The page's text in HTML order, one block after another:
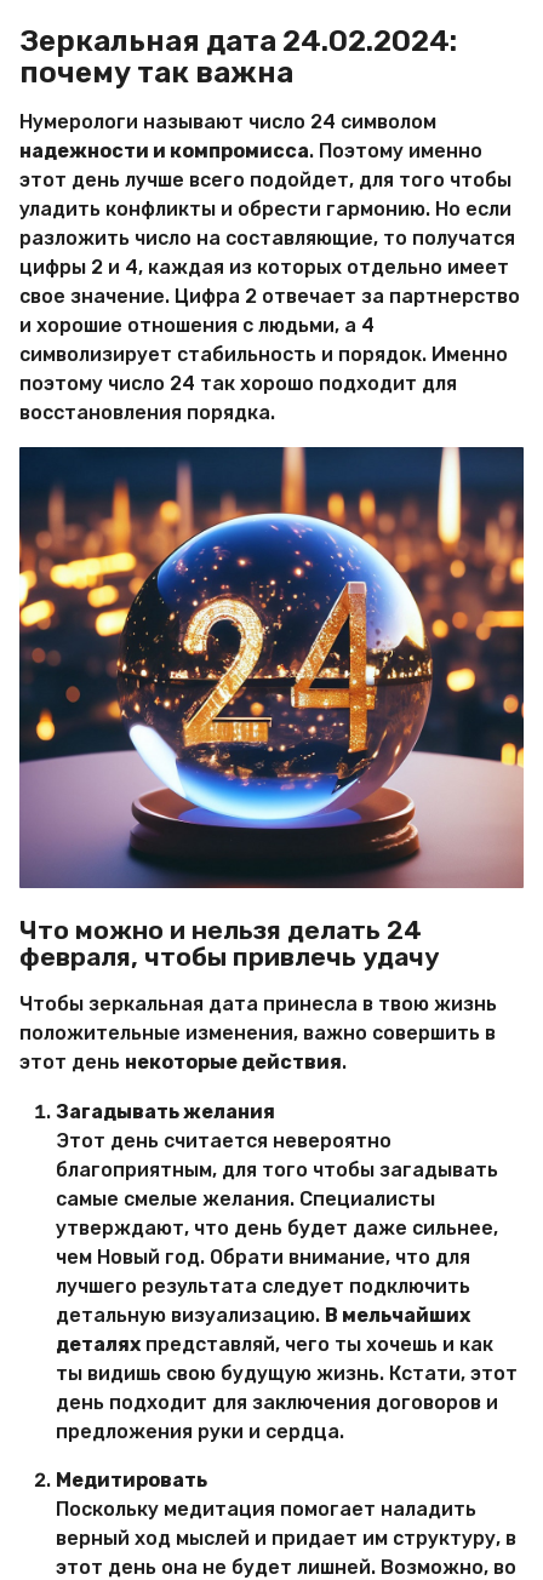
Зеркальная дата 24.02.2024:
почему так важна
Нумерологи называют число 24 символом
надежности и компромисса. Поэтому именно
этот день лучше всего подойдет, для того чтобы
уладить конфликты и обрести гармонию. Но если
разложить число на составляющие, то получатся
цифры 2 и 4, каждая из которых отдельно имеет
свое значение. Цифра 2 отвечает за партнерство
и хорошие отношения с людьми, а 4
символизирует стабильность и порядок. Именно
поэтому число 24 так хорошо подходит для
восстановления порядка.
Что можно и нельзя делать 24
февраля, чтобы привлечь удачу
Чтобы зеркальная дата принесла в твою жизнь
положительные изменения, важно совершить в
этот день некоторые действия.
Загадывать желания
Этот день считается невероятно
благоприятным, для того чтобы загадывать
самые смелые желания. Специалисты
утверждают, что день будет даже сильнее,
чем Новый год. Обрати внимание, что для
лучшего результата следует подключить
детальную визуализацию. В мельчайших
деталях представляй, чего ты хочешь и как
ты видишь свою будущую жизнь. Кстати, этот
день подходит для заключения договоров и
предложения руки и сердца.
Медитировать
Поскольку медитация помогает наладить
верный ход мыслей и придает им структуру, в
этот день она не будет лишней. Возможно, во